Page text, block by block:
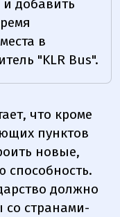
добавить
в
"KLR Bus".
что кроме
пунктов
новые,
способность.
должно
со странами-